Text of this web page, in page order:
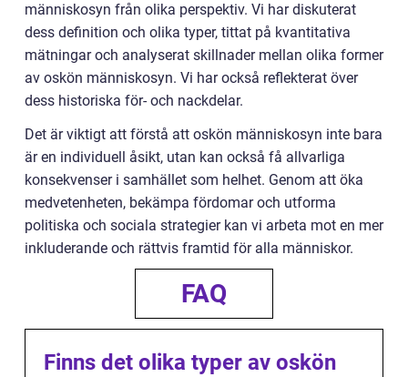
människosyn från olika perspektiv. Vi har diskuterat
dess definition och olika typer, tittat på kvantitativa
mätningar och analyserat skillnader mellan olika former
av oskön människosyn. Vi har också reflekterat över
dess historiska för- och nackdelar.
Det är viktigt att förstå att oskön människosyn inte bara
är en individuell åsikt, utan kan också få allvarliga
konsekvenser i samhället som helhet. Genom att öka
medvetenheten, bekämpa fördomar och utforma
politiska och sociala strategier kan vi arbeta mot en mer
inkluderande och rättvis framtid för alla människor.
FAQ
Finns det olika typer av oskön